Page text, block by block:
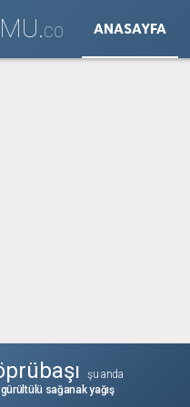
CO ANASAYFA
şu anda
sağanak yağış